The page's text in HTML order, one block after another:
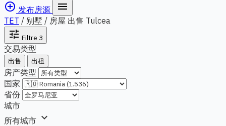
add_circle_outline 发布房源 menu
TET / 别墅 / 房屋 出售 Tulcea
tune Filtre 3
交易类型
出售 出租
房产类型
国家
省份
城市
所有城市 expand_more